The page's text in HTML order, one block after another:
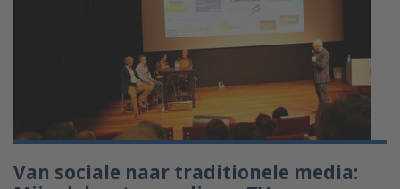
Van sociale naar traditionele media: